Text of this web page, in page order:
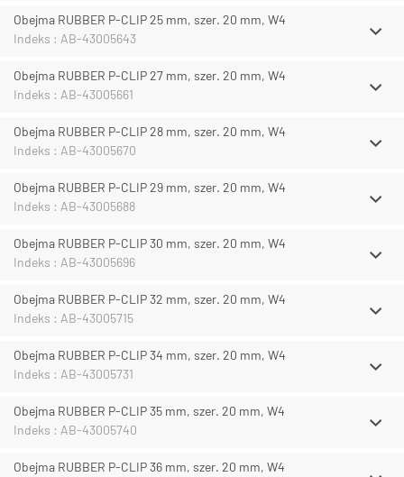
Obejma RUBBER P-CLIP 25 mm, szer. 20 mm, W4
Indeks : AB-43005643
Obejma RUBBER P-CLIP 27 mm, szer. 20 mm, W4
Indeks : AB-43005661
Obejma RUBBER P-CLIP 28 mm, szer. 20 mm, W4
Indeks : AB-43005670
Obejma RUBBER P-CLIP 29 mm, szer. 20 mm, W4
Indeks : AB-43005688
Obejma RUBBER P-CLIP 30 mm, szer. 20 mm, W4
Indeks : AB-43005696
Obejma RUBBER P-CLIP 32 mm, szer. 20 mm, W4
Indeks : AB-43005715
Obejma RUBBER P-CLIP 34 mm, szer. 20 mm, W4
Indeks : AB-43005731
Obejma RUBBER P-CLIP 35 mm, szer. 20 mm, W4
Indeks : AB-43005740
Obejma RUBBER P-CLIP 36 mm, szer. 20 mm, W4